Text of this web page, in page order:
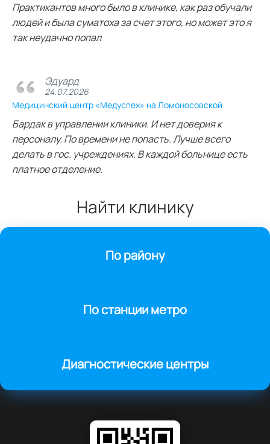
Практикантов много было в клинике, как раз обучали
людей и была суматоха за счет этого, но может это я
так неудачно попал
Эдуард
24.07.2026
Медицинский центр «Медуспех» на Ломоносовской
Бардак в управлении клиники. И нет доверия к
персоналу. По времени не попасть. Лучше всего
делать в гос. учреждениях. В каждой больнице есть
платное отделение.
Найти клинику
По району
По станции метро
Диагностические центры